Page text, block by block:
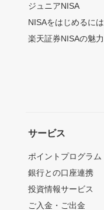
ジュニアNISA
NISAをはじめるには
楽天証券NISAの魅力
サービス
ポイントプログラム
銀行との口座連携
投資情報サービス
ご入金・ご出金